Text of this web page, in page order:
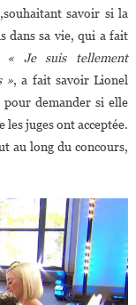
savoir si la
dans sa vie, qui a fait
« Je suis tellement
», a fait savoir Lionel
pour demander si elle
juges ont acceptée.
au long du concours,